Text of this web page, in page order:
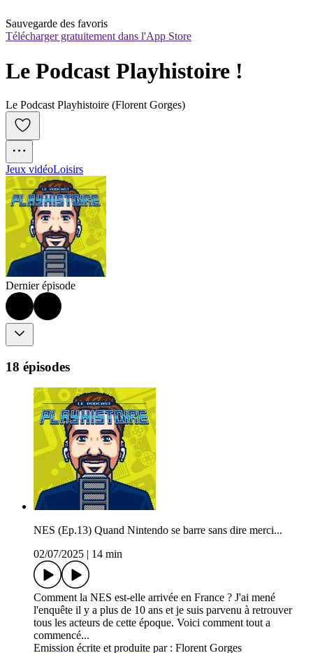
Sauvegarde des favoris
Télécharger gratuitement dans l'App Store
Le Podcast Playhistoire !
Le Podcast Playhistoire (Florent Gorges)
Jeux vidéoLoisirs
Dernier épisode
18 épisodes
NES (Ep.13) Quand Nintendo se barre sans dire merci...
02/07/2025
14 min
Comment la NES est-elle arrivée en France ? J'ai mené
l'enquête il y a plus de 10 ans et je suis parvenu à retrouver
tous les acteurs de cette époque. Voici comment tout a
commencé...
Emission écrite et produite par : Florent Gorges